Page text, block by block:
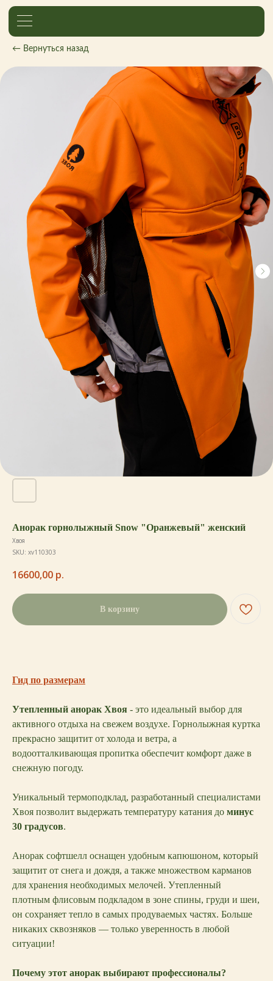
← Вернуться назад
Анорак горнолыжный Snow "Оранжевый" женский
Хвоя
SKU: xv110303
16600,00 р.
В корзину
Гид по размерам
Утепленный анорак Хвоя - это идеальный выбор для
активного отдыха на свежем воздухе. Горнолыжная куртка
прекрасно защитит от холода и ветра, а
водоотталкивающая пропитка обеспечит комфорт даже в
снежную погоду.
Уникальный термоподклад, разработанный специалистами
Хвоя позволит выдержать температуру катания до минус
30 градусов.
Анорак софтшелл оснащен удобным капюшоном, который
защитит от снега и дождя, а также множеством карманов
для хранения необходимых мелочей. Утепленный
плотным флисовым подкладом в зоне спины, груди и шеи,
он сохраняет тепло в самых продуваемых частях. Больше
никаких сквозняков — только уверенность в любой
ситуации!
Почему этот анорак выбирают профессионалы?